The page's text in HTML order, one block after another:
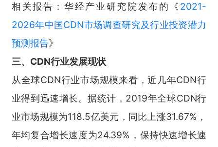
相关报告：华经产业研究院发布的《 2021-
2026年中国CDN市场调查研究及行业投资潜力
预测报告》
三、CDN行业发展现状
从全球CDN行业市场规模来看，近几年CDN行
业得到迅速增长。据统计，2019年全球CDN行
业市场规模为118.5亿美元，同比上涨31.67%，
年均复合增长速度为24.39%，保持快速增长速